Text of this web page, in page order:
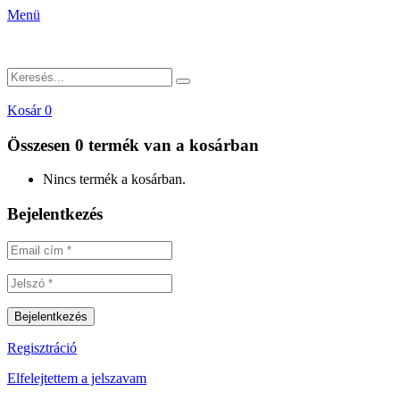
Menü
Kosár 0
Összesen 0 termék van a kosárban
Nincs termék a kosárban.
Bejelentkezés
Regisztráció
Elfelejtettem a jelszavam